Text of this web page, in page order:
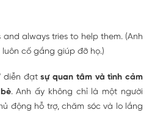
and always tries to help them. (Anh
cố gắng giúp đỡ họ.)
diễn đạtsự quan tâm và tình cảm
. Anh ấy không chỉ là một người
động hỗ trợ, chăm sóc và lo lắng